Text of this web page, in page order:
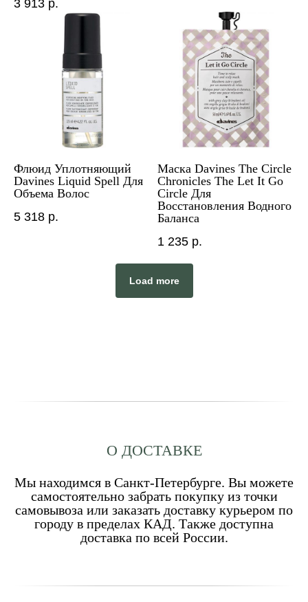
3 913 р.
Флюид Уплотняющий
Davines Liquid Spell Для
Объема Волос
5 318 р.
Маска Davines The Circle
Chronicles The Let It Go
Circle Для
Восстановления Водного
Баланса
1 235 р.
Load more
О ДОСТАВКЕ
Мы находимся в Санкт-Петербурге. Вы можете
самостоятельно забрать покупку из точки
самовывоза или заказать доставку курьером по
городу в пределах КАД. Также доступна
доставка по всей России.